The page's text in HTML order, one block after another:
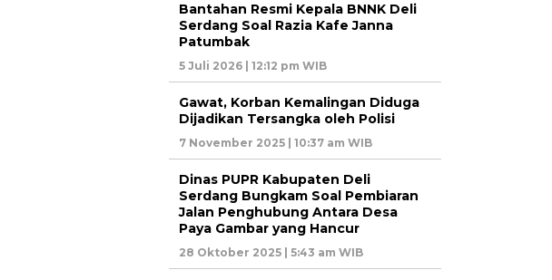
Bantahan Resmi Kepala BNNK Deli
Serdang Soal Razia Kafe Janna
Patumbak
5 Juli 2026 | 12:12 pm WIB
Gawat, Korban Kemalingan Diduga
Dijadikan Tersangka oleh Polisi
7 November 2025 | 10:37 am WIB
Dinas PUPR Kabupaten Deli
Serdang Bungkam Soal Pembiaran
Jalan Penghubung Antara Desa
Paya Gambar yang Hancur
28 Oktober 2025 | 5:43 am WIB